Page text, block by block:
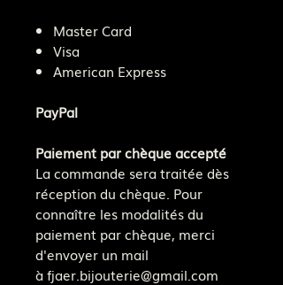
Master Card
Visa
American Express
PayPal
Paiement par chèque accepté
La commande sera traitée dès
réception du chèque. Pour
connaître les modalités du
paiement par chèque, merci
d'envoyer un mail
à fjaer.bijouterie@gmail.com